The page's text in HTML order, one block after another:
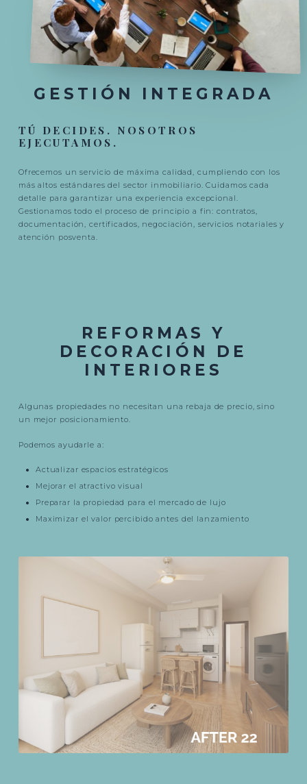
GESTIÓN INTEGRADA
TÚ DECIDES. NOSOTROS
EJECUTAMOS.
Ofrecemos un servicio de máxima calidad, cumpliendo con los
más altos estándares del sector inmobiliario. Cuidamos cada
detalle para garantizar una experiencia excepcional.
Gestionamos todo el proceso de principio a fin: contratos,
documentación, certificados, negociación, servicios notariales y
atención posventa.
REFORMAS Y
DECORACIÓN DE
INTERIORES
Algunas propiedades no necesitan una rebaja de precio, sino
un mejor posicionamiento.
Podemos ayudarle a:
Actualizar espacios estratégicos
Mejorar el atractivo visual
Preparar la propiedad para el mercado de lujo
Maximizar el valor percibido antes del lanzamiento